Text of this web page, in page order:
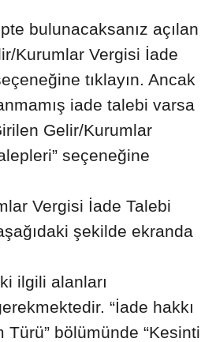
bulunacaksanız açılan
Kurumlar Vergisi İade
tıklayın. Ancak
iade talebi varsa
Gelir/Kurumlar
seçeneğine
Vergisi İade Talebi
şekilde ekranda
ilgili alanları
“İade hakkı
Türü” bölümünde “Kesinti